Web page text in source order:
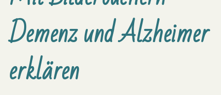
Demenz und Alzheimer
erklären